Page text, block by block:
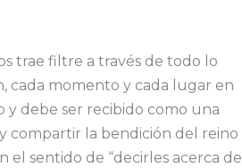
trae filtre a través de todo lo
cada momento y cada lugar en
y debe ser recibido como una
compartir la bendición del reino
el sentido de “decirles acerca de